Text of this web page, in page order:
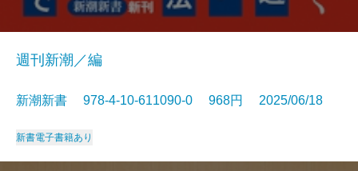
週刊新潮／編
新潮新書 978-4-10-611090-0 968円 2025/06/18
新書電子書籍あり